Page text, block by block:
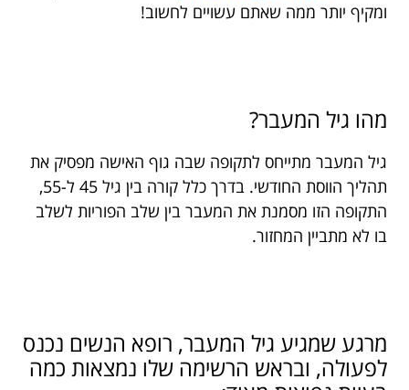
ומקיף יותר ממה שאתם עשויים לחשוב!
מהו גיל המעבר?
גיל המעבר מתייחס לתקופה שבה גוף האישה מפסיק את
תהליך הווסת החודשי. בדרך כלל קורה בין גיל 45 ל-55,
התקופה הזו מסמנת את המעבר בין שלב הפוריות לשלב
בו לא מתביין המחזור.
מרגע שמגיע גיל המעבר, רופא הנשים נכנס
לפעולה, ובראש הרשימה שלו נמצאות כמה